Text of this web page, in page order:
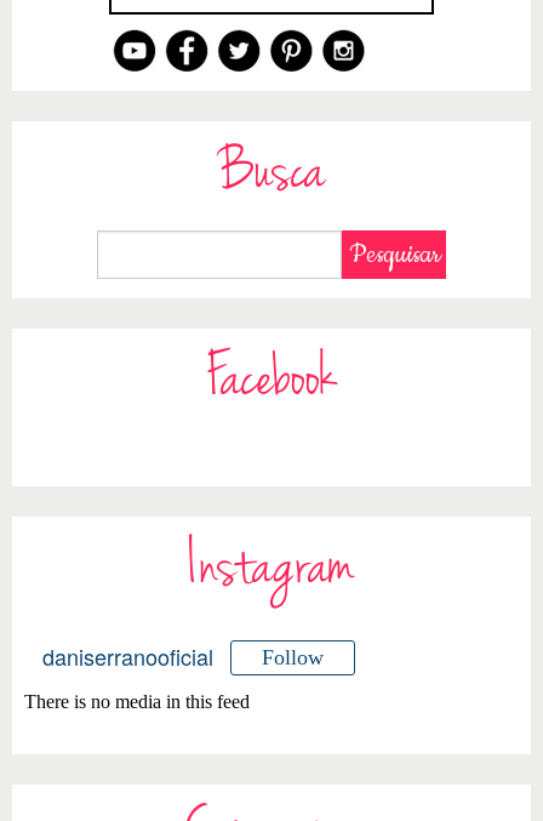
Busca
Facebook
Instagram
daniserranooficial Follow
There is no media in this feed